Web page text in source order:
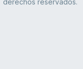
derechos reservados.